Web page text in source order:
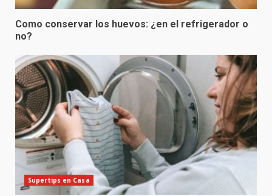
Como conservar los huevos: ¿en el refrigerador o
no?
Supertips en Casa